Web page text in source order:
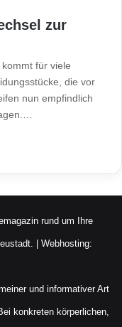
zur
für viele
die vor
nun empfindlich
rund um Ihre
| Webhosting:
und informativer Art
konkreten körperlichen,